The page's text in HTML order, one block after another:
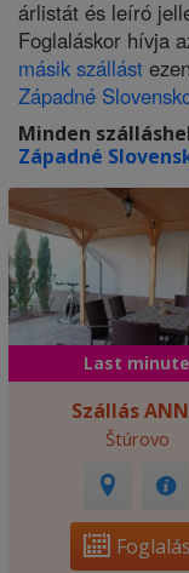
árlistát és leíró
Foglaláskor hívja
másik szállást
Západné
Minden
Západné
Last minute
Szállás
Štúrovo
Foglalás